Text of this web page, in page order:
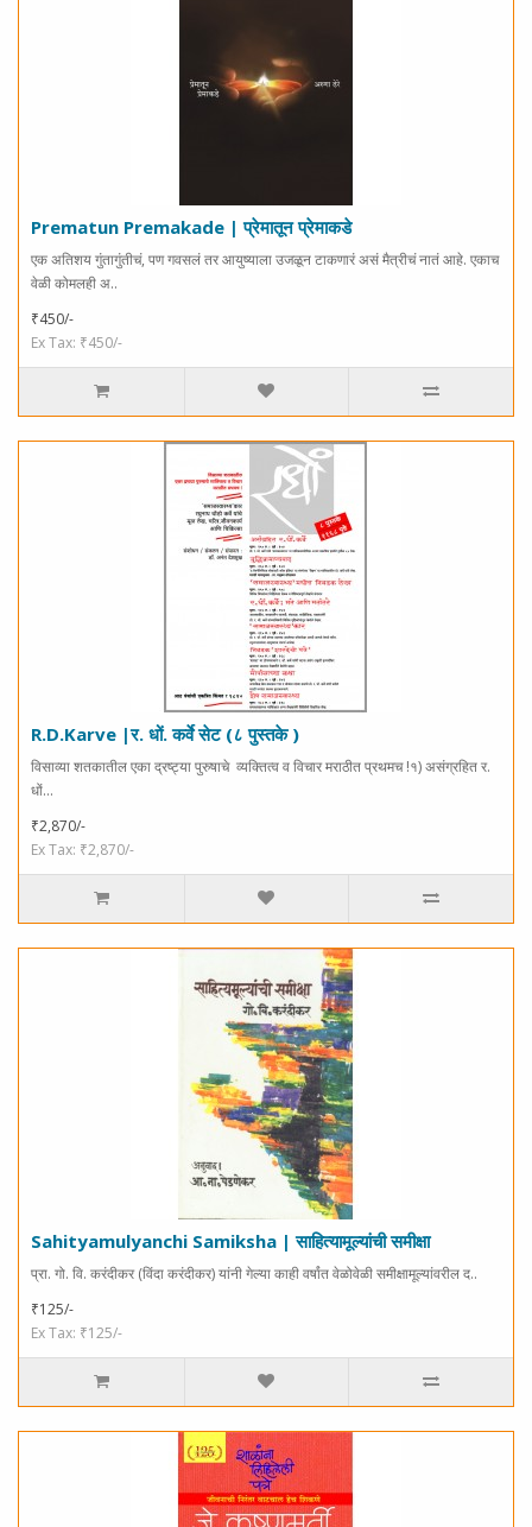
Prematun Premakade | प्रेमातून प्रेमाकडे
एक अतिशय गुंतागुंतीचं, पण गवसलं तर आयुष्याला उजळून टाकणारं असं मैत्रीचं नातं आहे. एकाच
वेळी कोमलही अ..
₹450/-
Ex Tax: ₹450/-
R.D.Karve |र. धों. कर्वे सेट (८ पुस्तके )
विसाव्या शतकातील एका द्रष्ट्या पुरुषाचे व्यक्तित्व व विचार मराठीत प्रथमच !१) असंग्रहित र.
धों...
₹2,870/-
Ex Tax: ₹2,870/-
Sahityamulyanchi Samiksha | साहित्यामूल्यांची समीक्षा
प्रा. गो. वि. करंदीकर (विंदा करंदीकर) यांनी गेल्या काही वर्षांत वेळोवेळी समीक्षामूल्यांवरील द..
₹125/-
Ex Tax: ₹125/-